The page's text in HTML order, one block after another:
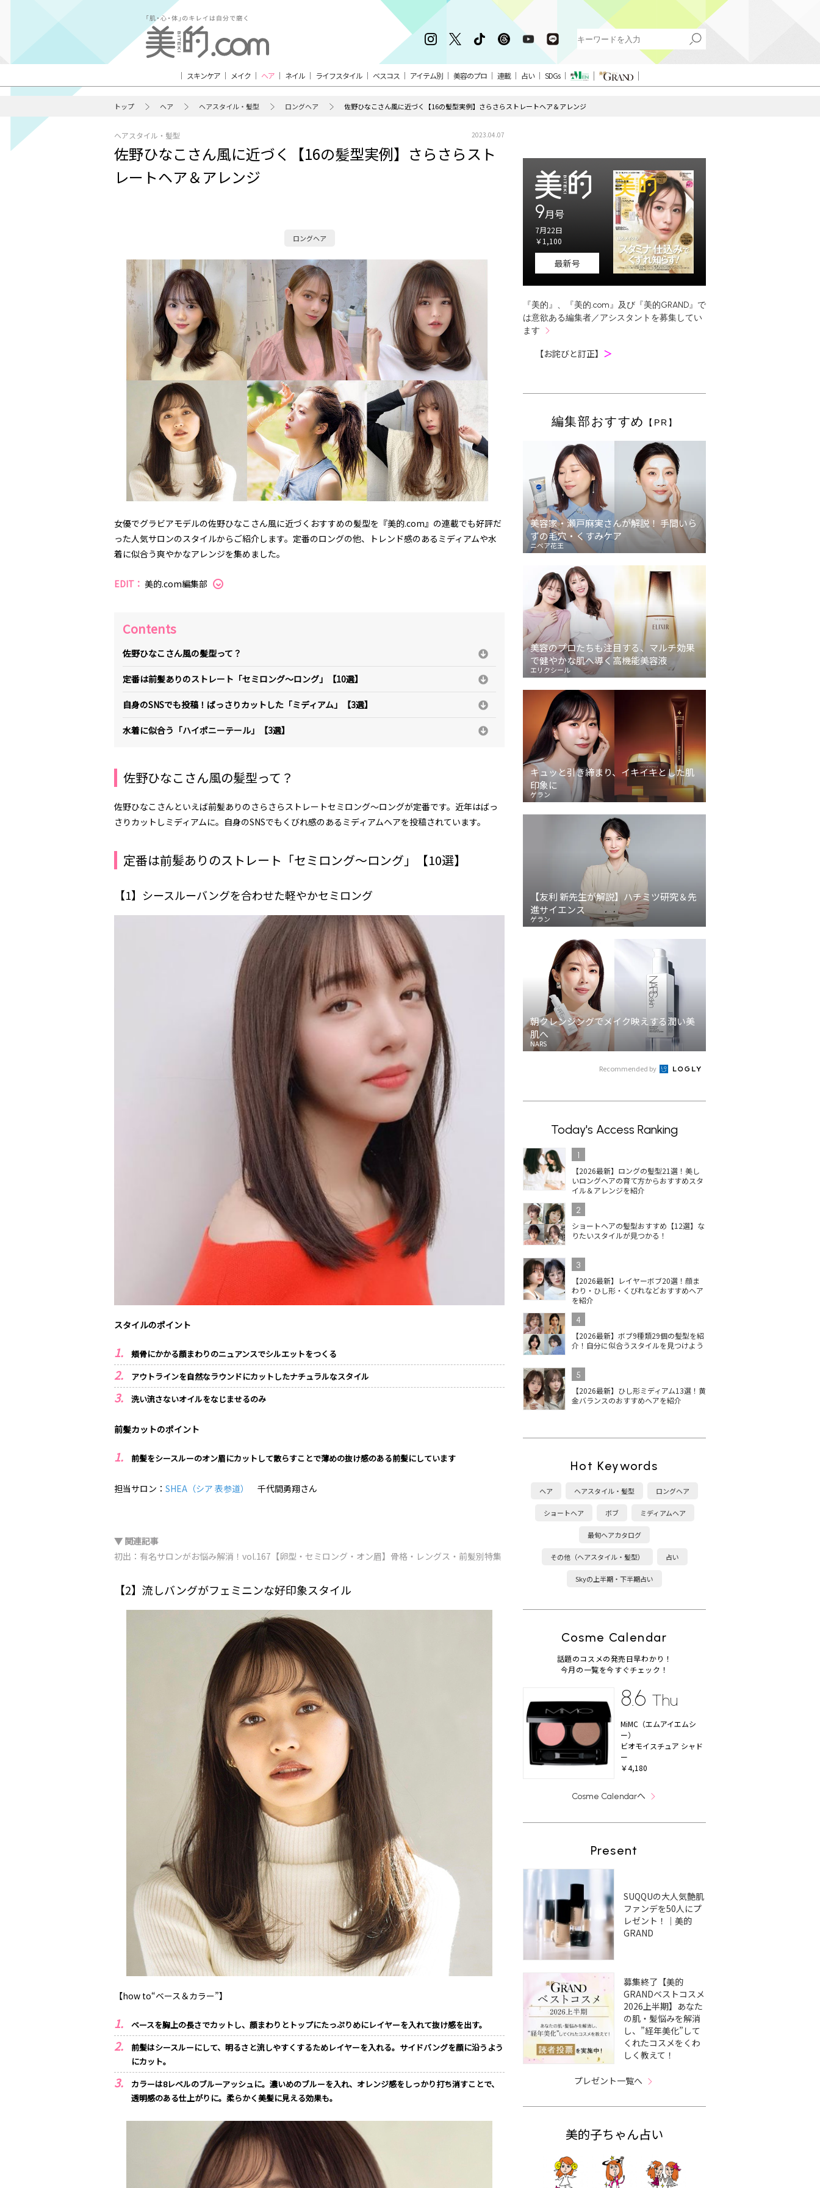
スキンケア メイク ヘア ネイル ライフスタイル ベスコス アイテム別 美容のプロ 連載 占い SDGs
トップ ヘア ヘアスタイル・髪型 ロングヘア 佐野ひなこさん風に近づく【16の髪型実例】さらさらストレートヘア＆アレンジ
ヘアスタイル・髪型 2023.04.07
佐野ひなこさん風に近づく【16の髪型実例】さらさらスト
レートヘア＆アレンジ
ロングヘア
女優でグラビアモデルの佐野ひなこさん風に近づくおすすめの髪型を『美的.com』の連載でも好評だ
った人気サロンのスタイルからご紹介します。定番のロングの他、トレンド感のあるミディアムや水
着に似合う爽やかなアレンジを集めました。
EDIT： 美的.com編集部
Contents
佐野ひなこさん風の髪型って？
定番は前髪ありのストレート「セミロング～ロング」【10選】
自身のSNSでも投稿！ばっさりカットした「ミディアム」【3選】
水着に似合う「ハイポニーテール」【3選】
佐野ひなこさん風の髪型って？
佐野ひなこさんといえば前髪ありのさらさらストレートセミロング～ロングが定番です。近年はばっ
さりカットしミディアムに。自身のSNSでもくびれ感のあるミディアムヘアを投稿されています。
定番は前髪ありのストレート「セミロング～ロング」【10選】
【1】シースルーバングを合わせた軽やかセミロング
スタイルのポイント
頬骨にかかる顔まわりのニュアンスでシルエットをつくる
アウトラインを自然なラウンドにカットしたナチュラルなスタイル
洗い流さないオイルをなじませるのみ
前髪カットのポイント
前髪をシースルーのオン眉にカットして散らすことで薄めの抜け感のある前髪にしています
担当サロン： SHEA（シア 表参道） 千代間勇翔さん
▼ 関連記事
初出：有名サロンがお悩み解消！vol.167【卵型・セミロング・オン眉】骨格・レングス・前髪別特集
【2】流しバングがフェミニンな好印象スタイル
【how to“ベース＆カラー”】
ベースを胸上の長さでカットし、顔まわりとトップにたっぷりめにレイヤーを入れて抜け感を出す。
前髪はシースルーにして、明るさと流しやすくするためレイヤーを入れる。サイドバングを顔に沿うよう
にカット。
カラーは8レベルのブルーアッシュに。濃いめのブルーを入れ、オレンジ感をしっかり打ち消すことで、
透明感のある仕上がりに。柔らかく美髪に見える効果も。
9月号
7月22日
￥1,100
最新号
『美的』、『美的.com』及び『美的GRAND』で
は意欲ある編集者／アシスタントを募集してい
ます
【お詫びと訂正】 ＞
編集部おすすめ 【PR】
美容家・瀬戸麻実さんが解説！ 手間いら
ずの毛穴・くすみケア
ニベア花王
美容のプロたちも注目する、マルチ効果
で健やかな肌へ導く高機能美容液
エリクシール
キュッと引き締まり、イキイキとした肌
印象に
ゲラン
【友利 新先生が解説】ハチミツ研究＆先
進サイエンス
ゲラン
朝クレンジングでメイク映えする潤い美
肌へ
NARS
Recommended by
Today's Access Ranking
1
【2026最新】ロングの髪型21選！美し
いロングヘアの育て方からおすすめスタ
イル＆アレンジを紹介
2
ショートヘアの髪型おすすめ【12選】な
りたいスタイルが見つかる！
3
【2026最新】レイヤーボブ20選！顔ま
わり・ひし形・くびれなどおすすめヘア
を紹介
4
【2026最新】ボブ9種類29個の髪型を紹
介！自分に似合うスタイルを見つけよう
5
【2026最新】ひし形ミディアム13選！黄
金バランスのおすすめヘアを紹介
Hot Keywords
ヘア ヘアスタイル・髪型 ロングヘア
ショートヘア ボブ ミディアムヘア
最旬ヘアカタログ
その他（ヘアスタイル・髪型） 占い
Skyの上半期・下半期占い
Cosme Calendar
話題のコスメの発売日早わかり！
今月の一覧を今すぐチェック！
8.6 Thu
MiMC（エムアイエムシ
ー）
ビオモイスチュア シャド
ー
￥4,180
Cosme Calendarへ
Present
SUQQUの大人気艶肌
ファンデを50人にプ
レゼント！｜美的
GRAND
募集終了【美的
GRANDベストコスメ
2026上半期】あなた
の肌・髪悩みを解消
し、”経年美化”して
くれたコスメをくわ
しく教えて！
プレゼント一覧へ
美的子ちゃん占い